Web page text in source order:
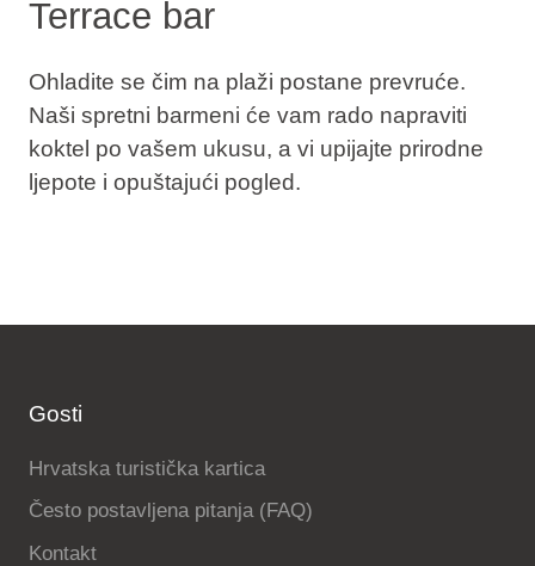
Terrace bar
Ohladite se čim na plaži postane prevruće.
Naši spretni barmeni će vam rado napraviti
koktel po vašem ukusu, a vi upijajte prirodne
ljepote i opuštajući pogled.
Gosti
Hrvatska turistička kartica
Često postavljena pitanja (FAQ)
Kontakt